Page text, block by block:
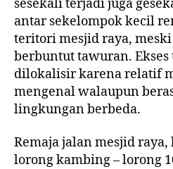
sesekali terjadi juga
antar sekelompok kecil
teritori mesjid raya,
berbuntut tawuran. Ekses
dilokalisir karena relatif
mengenal walaupun
lingkungan berbeda.
Remaja jalan mesjid
lorong kambing – lorong